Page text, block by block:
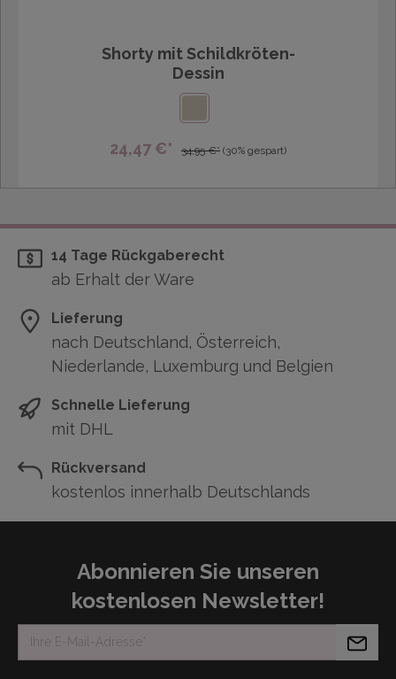
Shorty mit Schildkröten-
Dessin
24,47 €* 34,95 €* (30% gespart)
14 Tage Rückgaberecht
ab Erhalt der Ware
Lieferung
nach Deutschland, Österreich,
Niederlande, Luxemburg und Belgien
Schnelle Lieferung
mit DHL
Rückversand
kostenlos innerhalb Deutschlands
Abonnieren Sie unseren
kostenlosen Newsletter!